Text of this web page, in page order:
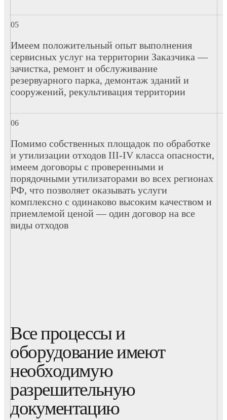
Имеем положительный опыт выполнения
сервисных услуг на территории Заказчика —
зачистка, ремонт и обслуживание
резервуарного парка, демонтаж зданий и
сооружений, рекультивация территории
Помимо собственных площадок по обработке
и утилизации отходов III-IV класса опасности,
имеем договоры с проверенными и
порядочными утилизаторами во всех регионах
РФ, что позволяет оказывать услуги
комплексно с одинаково высоким качеством и
приемлемой ценой — один договор на все
виды отходов
Все процессы и
оборудование имеют
необходимую
разрешительную
документацию